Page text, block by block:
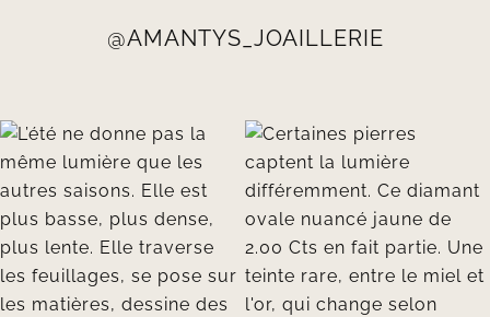
@AMANTYS_JOAILLERIE